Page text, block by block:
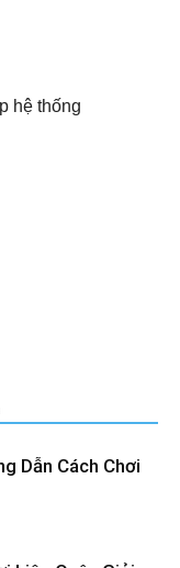
hệ thống
Dẫn Cách Chơi